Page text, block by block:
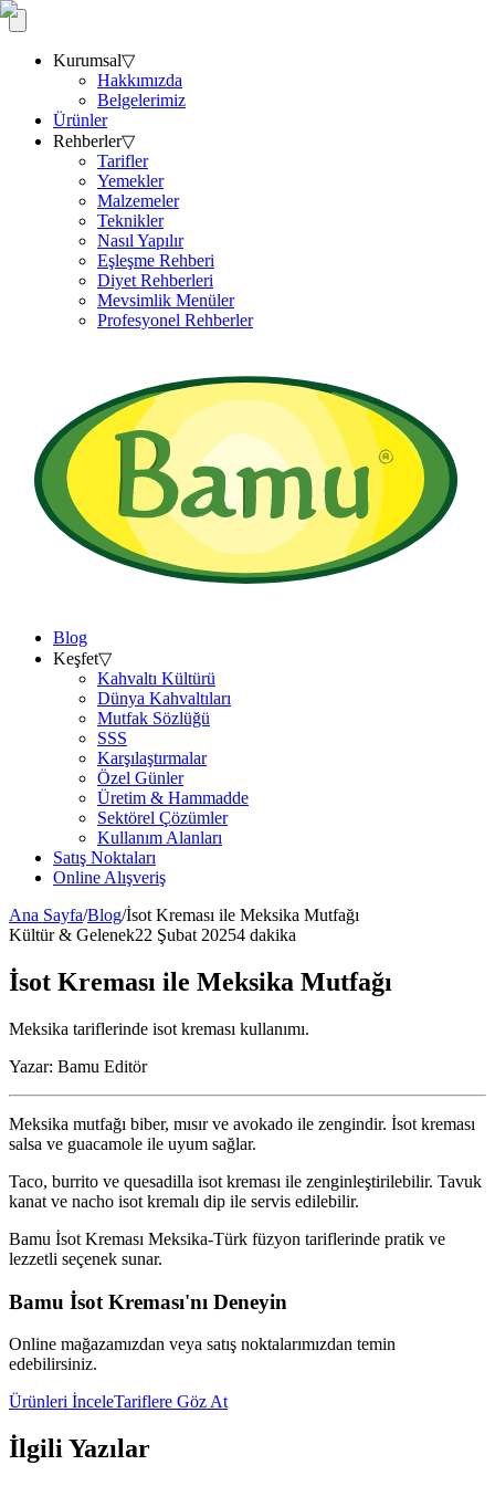
Kurumsal▽
Hakkımızda
Belgelerimiz
Ürünler
Rehberler▽
Tarifler
Yemekler
Malzemeler
Teknikler
Nasıl Yapılır
Eşleşme Rehberi
Diyet Rehberleri
Mevsimlik Menüler
Profesyonel Rehberler
Blog
Keşfet▽
Kahvaltı Kültürü
Dünya Kahvaltıları
Mutfak Sözlüğü
SSS
Karşılaştırmalar
Özel Günler
Üretim & Hammadde
Sektörel Çözümler
Kullanım Alanları
Satış Noktaları
Online Alışveriş
Ana Sayfa/Blog/İsot Kreması ile Meksika Mutfağı
Kültür & Gelenek22 Şubat 20254 dakika
İsot Kreması ile Meksika Mutfağı
Meksika tariflerinde isot kreması kullanımı.
Yazar: Bamu Editör
Meksika mutfağı biber, mısır ve avokado ile zengindir. İsot kreması
salsa ve guacamole ile uyum sağlar.
Taco, burrito ve quesadilla isot kreması ile zenginleştirilebilir. Tavuk
kanat ve nacho isot kremalı dip ile servis edilebilir.
Bamu İsot Kreması Meksika-Türk füzyon tariflerinde pratik ve
lezzetli seçenek sunar.
Bamu İsot Kreması'nı Deneyin
Online mağazamızdan veya satış noktalarımızdan temin
edebilirsiniz.
Ürünleri İnceleTariflere Göz At
İlgili Yazılar